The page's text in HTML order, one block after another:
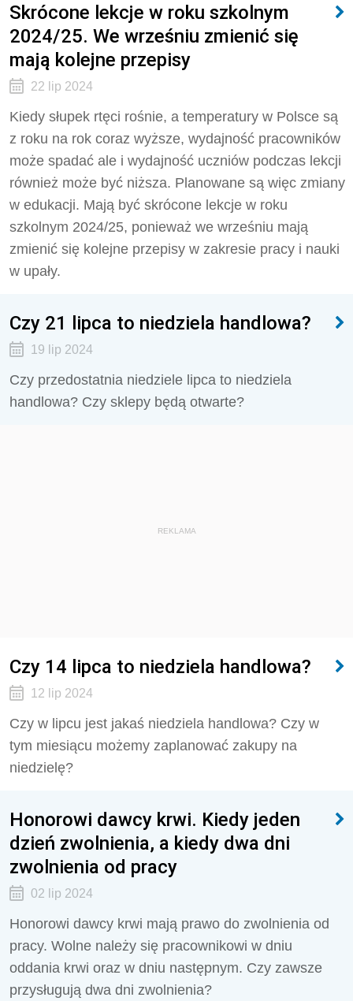
Skrócone lekcje w roku szkolnym
2024/25. We wrześniu zmienić się
mają kolejne przepisy
22 lip 2024
Kiedy słupek rtęci rośnie, a temperatury w Polsce są
z roku na rok coraz wyższe, wydajność pracowników
może spadać ale i wydajność uczniów podczas lekcji
również może być niższa. Planowane są więc zmiany
w edukacji. Mają być skrócone lekcje w roku
szkolnym 2024/25, ponieważ we wrześniu mają
zmienić się kolejne przepisy w zakresie pracy i nauki
w upały.
Czy 21 lipca to niedziela handlowa?
19 lip 2024
Czy przedostatnia niedziele lipca to niedziela
handlowa? Czy sklepy będą otwarte?
REKLAMA
Czy 14 lipca to niedziela handlowa?
12 lip 2024
Czy w lipcu jest jakaś niedziela handlowa? Czy w
tym miesiącu możemy zaplanować zakupy na
niedzielę?
Honorowi dawcy krwi. Kiedy jeden
dzień zwolnienia, a kiedy dwa dni
zwolnienia od pracy
02 lip 2024
Honorowi dawcy krwi mają prawo do zwolnienia od
pracy. Wolne należy się pracownikowi w dniu
oddania krwi oraz w dniu następnym. Czy zawsze
przysługują dwa dni zwolnienia?